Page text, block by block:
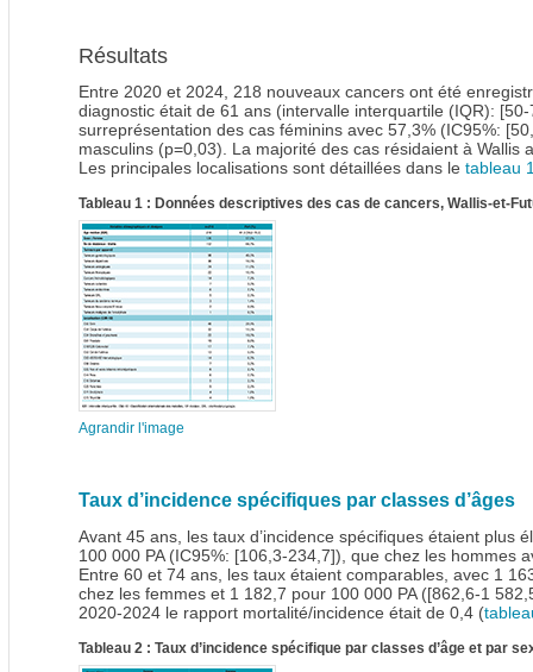
Résultats
Entre 2020 et 2024, 218 nouveaux cancers ont été
diagnostic était de 61 ans (intervalle interquartile (IQR):
surreprésentation des cas féminins avec 57,3% (IC95%:
masculins (p=0,03). La majorité des cas résidaient à Wallis
Les principales localisations sont détaillées dans le tableau
Tableau 1 : Données descriptives des cas de cancers, Wallis-et-
Agrandir l'image
Taux d’incidence spécifiques par classes d’âges
Avant 45 ans, les taux d’incidence spécifiques étaient plus
100 000 PA (IC95%: [106,3-234,7]), que chez les hommes
Entre 60 et 74 ans, les taux étaient comparables, avec 1
chez les femmes et 1 182,7 pour 100 000 PA ([862,6-1
2020-2024 le rapport mortalité/incidence était de 0,4 (
Tableau 2 : Taux d’incidence spécifique par classes d’âge et par